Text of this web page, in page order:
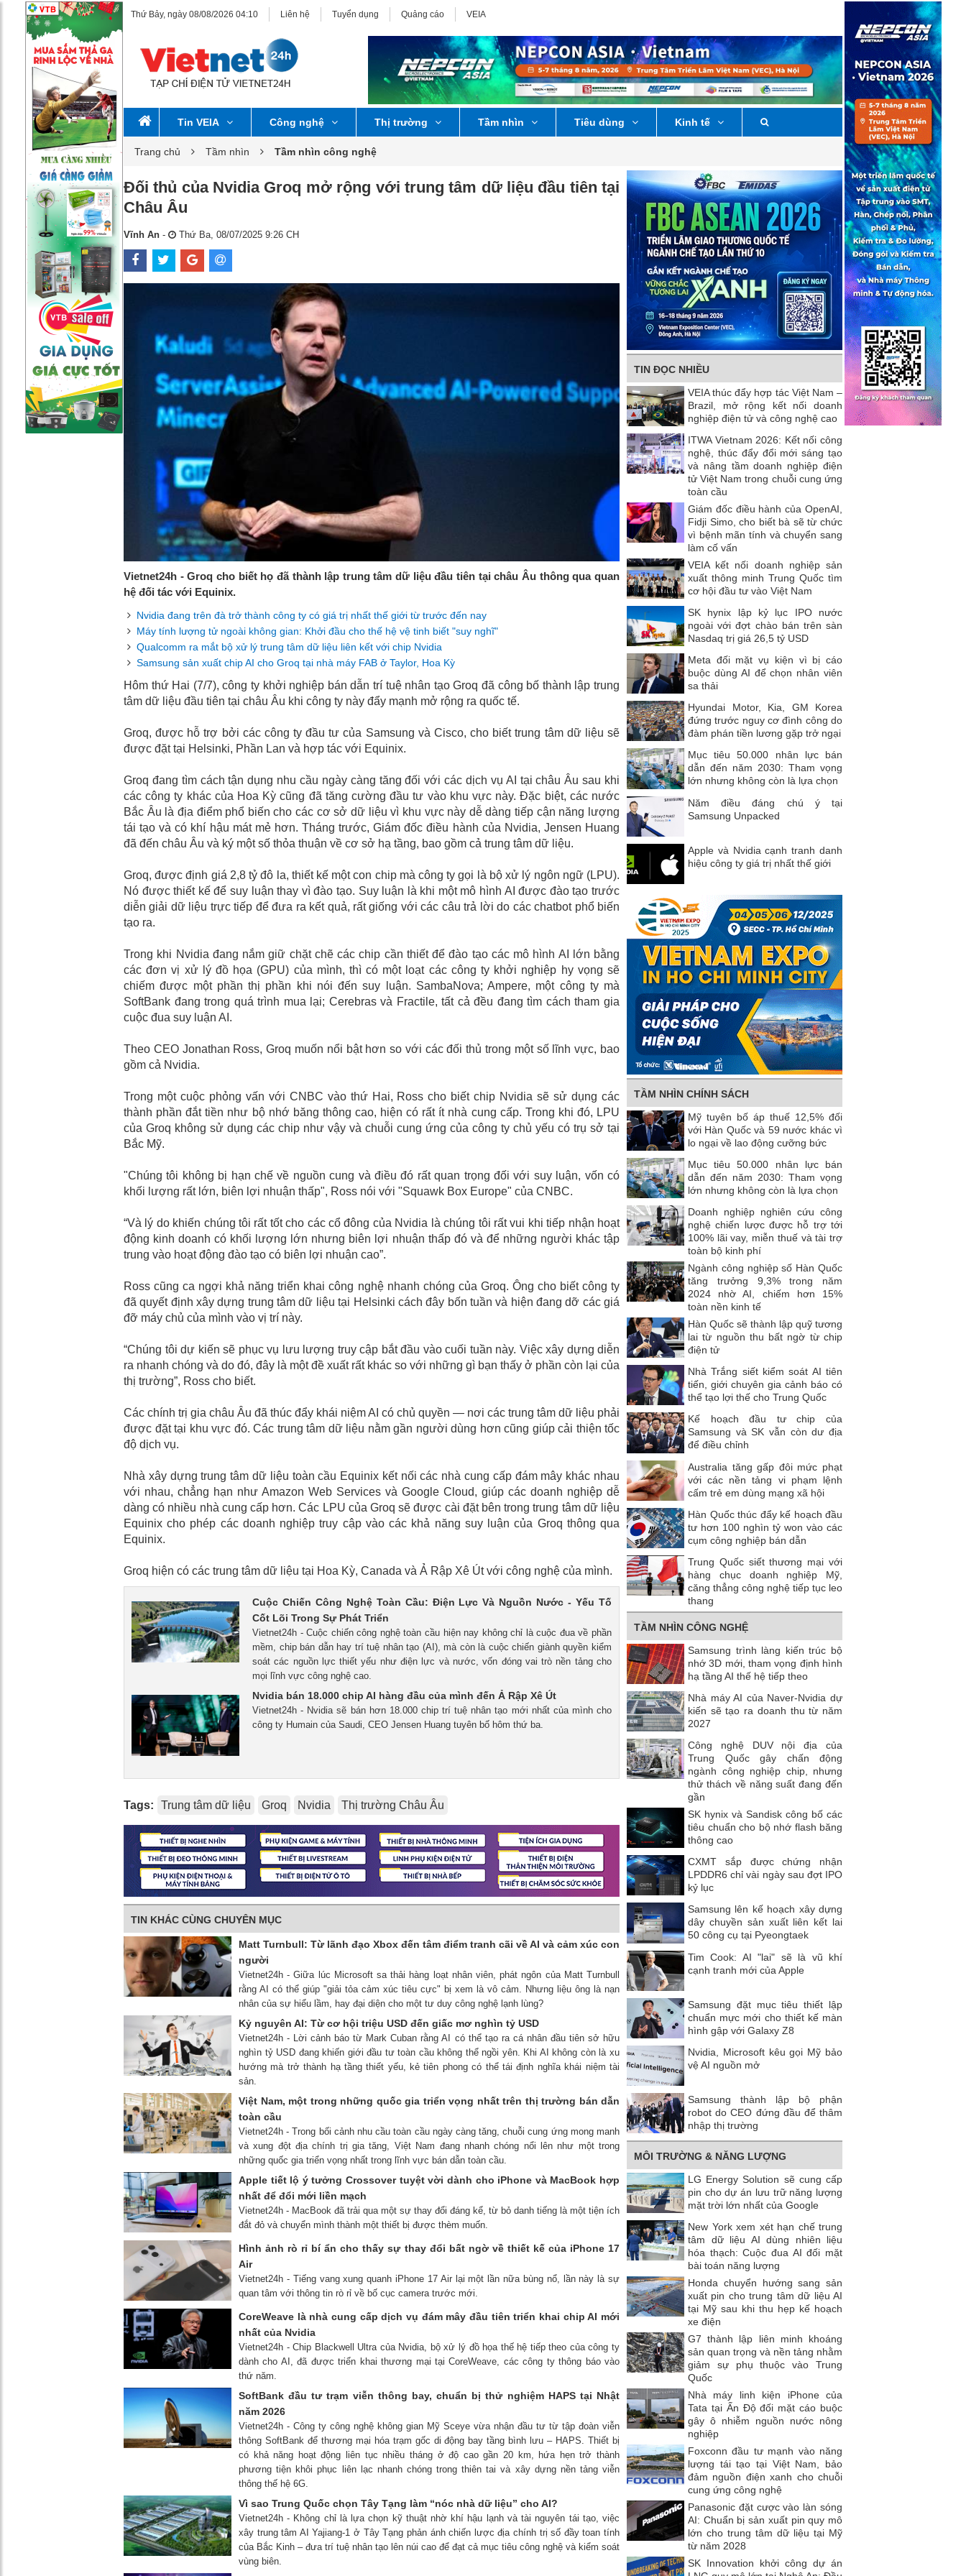
Thứ Bảy, ngày 08/08/2026 04:10 Liên hệ Tuyển dụng Quảng cáo VEIA
Tin VEIA Công nghệ Thị trường Tầm nhìn Tiêu dùng Kinh tế
Trang chủ Tầm nhìn Tầm nhìn công nghệ
Đối thủ của Nvidia Groq mở rộng với trung tâm dữ liệu đầu tiên tại
Châu Âu
Vĩnh An - Thứ Ba, 08/07/2025 9:26 CH
Vietnet24h - Groq cho biết họ đã thành lập trung tâm dữ liệu đầu tiên tại châu Âu thông qua quan
hệ đối tác với Equinix.
Nvidia đang trên đà trở thành công ty có giá trị nhất thế giới từ trước đến nay
Máy tính lượng tử ngoài không gian: Khởi đầu cho thế hệ vệ tinh biết "suy nghĩ"
Qualcomm ra mắt bộ xử lý trung tâm dữ liệu liên kết với chip Nvidia
Samsung sản xuất chip AI cho Groq tại nhà máy FAB ở Taylor, Hoa Kỳ
Hôm thứ Hai (7/7), công ty khởi nghiệp bán dẫn trí tuệ nhân tạo Groq đã công bố thành lập trung
tâm dữ liệu đầu tiên tại châu Âu khi công ty này đẩy mạnh mở rộng ra quốc tế.
Groq, được hỗ trợ bởi các công ty đầu tư của Samsung và Cisco, cho biết trung tâm dữ liệu sẽ
được đặt tại Helsinki, Phần Lan và hợp tác với Equinix.
Groq đang tìm cách tận dụng nhu cầu ngày càng tăng đối với các dịch vụ AI tại châu Âu sau khi
các công ty khác của Hoa Kỳ cũng đã tăng cường đầu tư vào khu vực này. Đặc biệt, các nước
Bắc Âu là địa điểm phổ biến cho các cơ sở dữ liệu vì khu vực này dễ dàng tiếp cận năng lượng
tái tạo và có khí hậu mát mẻ hơn. Tháng trước, Giám đốc điều hành của Nvidia, Jensen Huang
đã đến châu Âu và ký một số thỏa thuận về cơ sở hạ tầng, bao gồm cả trung tâm dữ liệu.
Groq, được định giá 2,8 tỷ đô la, thiết kế một con chip mà công ty gọi là bộ xử lý ngôn ngữ (LPU).
Nó được thiết kế để suy luận thay vì đào tạo. Suy luận là khi một mô hình AI được đào tạo trước
diễn giải dữ liệu trực tiếp để đưa ra kết quả, rất giống với các câu trả lời do các chatbot phổ biến
tạo ra.
Trong khi Nvidia đang nắm giữ chặt chẽ các chip cần thiết để đào tạo các mô hình AI lớn bằng
các đơn vị xử lý đồ họa (GPU) của mình, thì có một loạt các công ty khởi nghiệp hy vọng sẽ
chiếm được một phần thị phần khi nói đến suy luận. SambaNova; Ampere, một công ty mà
SoftBank đang trong quá trình mua lại; Cerebras và Fractile, tất cả đều đang tìm cách tham gia
cuộc đua suy luận AI.
Theo CEO Jonathan Ross, Groq muốn nổi bật hơn so với các đối thủ trong một số lĩnh vực, bao
gồm cả Nvidia.
Trong một cuộc phỏng vấn với CNBC vào thứ Hai, Ross cho biết chip Nvidia sẽ sử dụng các
thành phần đắt tiền như bộ nhớ băng thông cao, hiện có rất ít nhà cung cấp. Trong khi đó, LPU
của Groq không sử dụng các chip như vậy và chuỗi cung ứng của công ty chủ yếu có trụ sở tại
Bắc Mỹ.
"Chúng tôi không bị hạn chế về nguồn cung và điều đó rất quan trọng đối với suy luận, vốn có
khối lượng rất lớn, biên lợi nhuận thấp", Ross nói với "Squawk Box Europe" của CNBC.
“Và lý do khiến chúng tôi rất tốt cho các cổ đông của Nvidia là chúng tôi rất vui khi tiếp nhận hoạt
động kinh doanh có khối lượng lớn nhưng biên lợi nhuận thấp đó và để những người khác tập
trung vào hoạt động đào tạo có biên lợi nhuận cao”.
Ross cũng ca ngợi khả năng triển khai công nghệ nhanh chóng của Groq. Ông cho biết công ty
đã quyết định xây dựng trung tâm dữ liệu tại Helsinki cách đây bốn tuần và hiện đang dỡ các giá
đỡ máy chủ của mình vào vị trí này.
“Chúng tôi dự kiến ​​sẽ phục vụ lưu lượng truy cập bắt đầu vào cuối tuần này. Việc xây dựng diễn
ra nhanh chóng và do đó, đây là một đề xuất rất khác so với những gì bạn thấy ở phần còn lại của
thị trường”, Ross cho biết.
Các chính trị gia châu Âu đã thúc đẩy khái niệm AI có chủ quyền — nơi các trung tâm dữ liệu phải
được đặt tại khu vực đó. Các trung tâm dữ liệu nằm gần người dùng hơn cũng giúp cải thiện tốc
độ dịch vụ.
Nhà xây dựng trung tâm dữ liệu toàn cầu Equinix kết nối các nhà cung cấp đám mây khác nhau
với nhau, chẳng hạn như Amazon Web Services và Google Cloud, giúp các doanh nghiệp dễ
dàng có nhiều nhà cung cấp hơn. Các LPU của Groq sẽ được cài đặt bên trong trung tâm dữ liệu
Equinix cho phép các doanh nghiệp truy cập vào các khả năng suy luận của Groq thông qua
Equinix.
Groq hiện có các trung tâm dữ liệu tại Hoa Kỳ, Canada và Ả Rập Xê Út với công nghệ của mình.
Cuộc Chiến Công Nghệ Toàn Cầu: Điện Lực Và Nguồn Nước - Yếu Tố
Cốt Lõi Trong Sự Phát Triển
Vietnet24h - Cuộc chiến công nghệ toàn cầu hiện nay không chỉ là cuộc đua về phần
mềm, chip bán dẫn hay trí tuệ nhân tạo (AI), mà còn là cuộc chiến giành quyền kiểm
soát các nguồn lực thiết yếu như điện lực và nước, vốn đóng vai trò nền tảng cho
mọi lĩnh vực công nghệ cao.
Nvidia bán 18.000 chip AI hàng đầu của mình đến Ả Rập Xê Út
Vietnet24h - Nvidia sẽ bán hơn 18.000 chip trí tuệ nhân tạo mới nhất của mình cho
công ty Humain của Saudi, CEO Jensen Huang tuyên bố hôm thứ ba.
Tags: Trung tâm dữ liệu Groq Nvidia Thị trường Châu Âu
TIN KHÁC CÙNG CHUYÊN MỤC
Matt Turnbull: Từ lãnh đạo Xbox đến tâm điểm tranh cãi về AI và cảm xúc con
người
Vietnet24h - Giữa lúc Microsoft sa thải hàng loạt nhân viên, phát ngôn của Matt Turnbull
rằng AI có thể giúp "giải tỏa cảm xúc tiêu cực" bị xem là vô cảm. Nhưng liệu ông là nạn
nhân của sự hiểu lầm, hay đại diện cho một tư duy công nghệ lạnh lùng?
Kỷ nguyên AI: Từ cơ hội triệu USD đến giấc mơ nghìn tỷ USD
Vietnet24h - Lời cảnh báo từ Mark Cuban rằng AI có thể tạo ra cá nhân đầu tiên sở hữu
nghìn tỷ USD đang khiến giới đầu tư toàn cầu không thể ngồi yên. Khi AI không còn là xu
hướng mà trở thành hạ tầng thiết yếu, kẻ tiên phong có thể tái định nghĩa khái niệm tài
sản.
Việt Nam, một trong những quốc gia triển vọng nhất trên thị trường bán dẫn
toàn cầu
Vietnet24h - Trong bối cảnh nhu cầu toàn cầu ngày càng tăng, chuỗi cung ứng mong manh
và xung đột địa chính trị gia tăng, Việt Nam đang nhanh chóng nổi lên như một trong
những quốc gia triển vọng nhất trong lĩnh vực bán dẫn toàn cầu.
Apple tiết lộ ý tưởng Crossover tuyệt vời dành cho iPhone và MacBook hợp
nhất để đổi mới liền mạch
Vietnet24h - MacBook đã trải qua một sự thay đổi đáng kể, từ bỏ danh tiếng là một tiện ích
đắt đỏ và chuyển mình thành một thiết bị được thèm muốn.
Hình ảnh rò rỉ bí ẩn cho thấy sự thay đổi bất ngờ về thiết kế của iPhone 17
Air
Vietnet24h - Tiếng vang xung quanh iPhone 17 Air lại một lần nữa bùng nổ, lần này là sự
quan tâm với thông tin rò rỉ về bố cục camera trước mới.
CoreWeave là nhà cung cấp dịch vụ đám mây đầu tiên triển khai chip AI mới
nhất của Nvidia
Vietnet24h - Chip Blackwell Ultra của Nvidia, bộ xử lý đồ họa thế hệ tiếp theo của công ty
dành cho AI, đã được triển khai thương mại tại CoreWeave, các công ty thông báo vào
thứ năm.
SoftBank đầu tư trạm viễn thông bay, chuẩn bị thử nghiệm HAPS tại Nhật
năm 2026
Vietnet24h - Công ty công nghệ không gian Mỹ Sceye vừa nhận đầu tư từ tập đoàn viễn
thông SoftBank để thương mại hóa trạm gốc di động bay tầng bình lưu – HAPS. Thiết bị
có khả năng hoạt động liên tục nhiều tháng ở độ cao gần 20 km, hứa hẹn trở thành
phương tiện khôi phục liên lạc nhanh chóng trong thiên tai và xây dựng nền tảng viễn
thông thế hệ 6G.
Vì sao Trung Quốc chọn Tây Tạng làm “nóc nhà dữ liệu” cho AI?
Vietnet24h - Không chỉ là lựa chọn kỹ thuật nhờ khí hậu lạnh và tài nguyên tái tạo, việc
xây trung tâm AI Yajiang-1 ở Tây Tạng phản ánh chiến lược địa chính trị số đầy toan tính
của Bắc Kinh – đưa trí tuệ nhân tạo lên núi cao để đạt cả mục tiêu công nghệ và kiểm soát
vùng biên.
TIN ĐỌC NHIỀU
VEIA thúc đẩy hợp tác Việt Nam –
Brazil, mở rộng kết nối doanh
nghiệp điện tử và công nghệ cao
ITWA Vietnam 2026: Kết nối công
nghệ, thúc đẩy đổi mới sáng tạo
và nâng tầm doanh nghiệp điện
tử Việt Nam trong chuỗi cung ứng
toàn cầu
Giám đốc điều hành của OpenAI,
Fidji Simo, cho biết bà sẽ từ chức
vì bệnh mãn tính và chuyển sang
làm cố vấn
VEIA kết nối doanh nghiệp sản
xuất thông minh Trung Quốc tìm
cơ hội đầu tư vào Việt Nam
SK hynix lập kỷ lục IPO nước
ngoài với đợt chào bán trên sàn
Nasdaq trị giá 26,5 tỷ USD
Meta đối mặt vụ kiện vì bị cáo
buộc dùng AI để chọn nhân viên
sa thải
Hyundai Motor, Kia, GM Korea
đứng trước nguy cơ đình công do
đàm phán tiền lương gặp trở ngại
Mục tiêu 50.000 nhân lực bán
dẫn đến năm 2030: Tham vọng
lớn nhưng không còn là lựa chọn
Năm điều đáng chú ý tại
Samsung Unpacked
Apple và Nvidia cạnh tranh danh
hiệu công ty giá trị nhất thế giới
TẦM NHÌN CHÍNH SÁCH
Mỹ tuyên bố áp thuế 12,5% đối
với Hàn Quốc và 59 nước khác vì
lo ngại về lao động cưỡng bức
Mục tiêu 50.000 nhân lực bán
dẫn đến năm 2030: Tham vọng
lớn nhưng không còn là lựa chọn
Doanh nghiệp nghiên cứu công
nghệ chiến lược được hỗ trợ tới
100% lãi vay, miễn thuế và tài trợ
toàn bộ kinh phí
Ngành công nghiệp số Hàn Quốc
tăng trưởng 9,3% trong năm
2024 nhờ AI, chiếm hơn 15%
toàn nền kinh tế
Hàn Quốc sẽ thành lập quỹ tương
lai từ nguồn thu bất ngờ từ chip
điện tử
Nhà Trắng siết kiểm soát AI tiên
tiến, giới chuyên gia cảnh báo có
thể tạo lợi thế cho Trung Quốc
Kế hoạch đầu tư chip của
Samsung và SK vẫn còn dư địa
để điều chỉnh
Australia tăng gấp đôi mức phạt
với các nền tảng vi phạm lệnh
cấm trẻ em dùng mạng xã hội
Hàn Quốc thúc đẩy kế hoạch đầu
tư hơn 100 nghìn tỷ won vào các
cụm công nghiệp bán dẫn
Trung Quốc siết thương mại với
hàng chục doanh nghiệp Mỹ,
căng thẳng công nghệ tiếp tục leo
thang
TẦM NHÌN CÔNG NGHỆ
Samsung trình làng kiến trúc bộ
nhớ 3D mới, tham vọng định hình
hạ tầng AI thế hệ tiếp theo
Nhà máy AI của Naver-Nvidia dự
kiến ​​sẽ tạo ra doanh thu từ năm
2027
Công nghệ DUV nội địa của
Trung Quốc gây chấn động
ngành công nghiệp chip, nhưng
thử thách về năng suất đang đến
gần
SK hynix và Sandisk công bố các
tiêu chuẩn cho bộ nhớ flash băng
thông cao
CXMT sắp được chứng nhận
LPDDR6 chỉ vài ngày sau đợt IPO
kỷ lục
Samsung lên kế hoạch xây dựng
dây chuyền sản xuất liên kết lai
50 công cụ tại Pyeongtaek
Tim Cook: AI "lai" sẽ là vũ khí
cạnh tranh mới của Apple
Samsung đặt mục tiêu thiết lập
chuẩn mực mới cho thiết kế màn
hình gập với Galaxy Z8
Nvidia, Microsoft kêu gọi Mỹ bảo
vệ AI nguồn mở
Samsung thành lập bộ phận
robot do CEO đứng đầu để thâm
nhập thị trường
MÔI TRƯỜNG & NĂNG LƯỢNG
LG Energy Solution sẽ cung cấp
pin cho dự án lưu trữ năng lượng
mặt trời lớn nhất của Google
New York xem xét hạn chế trung
tâm dữ liệu AI dùng nhiên liệu
hóa thạch: Cuộc đua AI đối mặt
bài toán năng lượng
Honda chuyển hướng sang sản
xuất pin cho trung tâm dữ liệu AI
tại Mỹ sau khi thu hẹp kế hoạch
xe điện
G7 thành lập liên minh khoáng
sản quan trọng và nền tảng nhằm
giảm sự phụ thuộc vào Trung
Quốc
Nhà máy linh kiện iPhone của
Tata tại Ấn Độ đối mặt cáo buộc
gây ô nhiễm nguồn nước nông
nghiệp
Foxconn đầu tư mạnh vào năng
lượng tái tạo tại Việt Nam, bảo
đảm nguồn điện xanh cho chuỗi
cung ứng công nghệ
Panasonic đặt cược vào làn sóng
AI: Chuẩn bị sản xuất pin quy mô
lớn cho trung tâm dữ liệu tại Mỹ
từ năm 2028
SK Innovation khởi công dự án